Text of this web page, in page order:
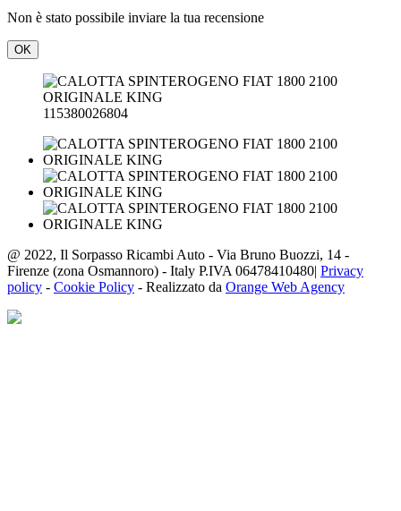
Non è stato possibile inviare la tua recensione
OK
115380026804
@ 2022, Il Sorpasso Ricambi Auto - Via Bruno Buozzi, 14 -
Firenze (zona Osmannoro) - Italy P.IVA 06478410480| Privacy
policy - Cookie Policy - Realizzato da Orange Web Agency